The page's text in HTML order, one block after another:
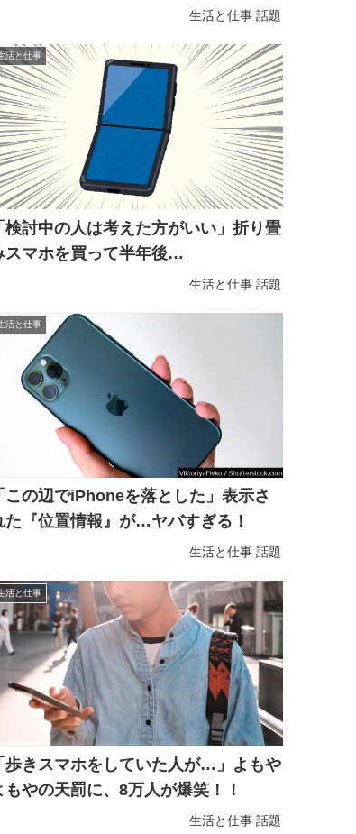
生活と仕事 話題
活と仕事
検討中の人は考えた方がいい」折り畳
スマホを買って半年後…
生活と仕事 話題
活と仕事
この辺でiPhoneを落とした」表示さ
た『位置情報』が…ヤバすぎる！
生活と仕事 話題
活と仕事
歩きスマホをしていた人が…」よもや
もやの天罰に、8万人が爆笑！！
生活と仕事 話題